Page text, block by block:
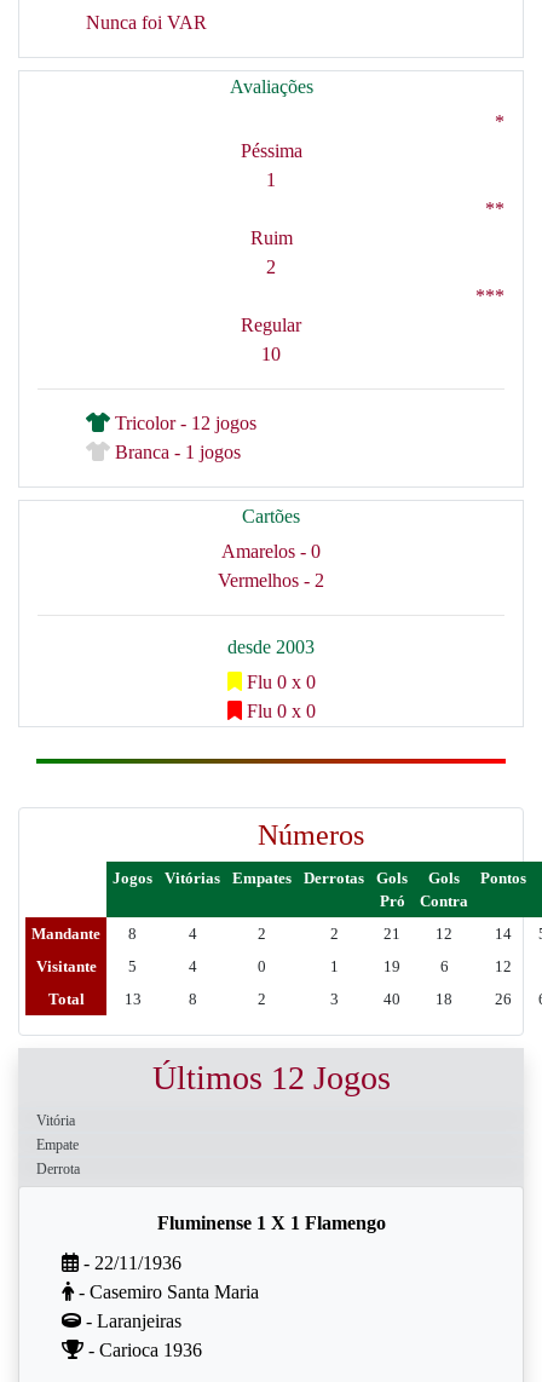
Nunca foi VAR
Avaliações
*
Péssima
1
**
Ruim
2
***
Regular
10
Tricolor - 12 jogos
Branca - 1 jogos
Cartões
Amarelos - 0
Vermelhos - 2
desde 2003
Flu 0 x 0
Flu 0 x 0
Números
Jogos Vitórias Empates Derrotas
Gols
Pró
Gols
Contra
Pontos
Mandante 8 4 2 2 21 12 14
Visitante
5 4 0 1 19 6
12
Total
13 8 2 3 40 18 26
Últimos 12 Jogos
Vitória
Empate
Derrota
Fluminense 1 X 1 Flamengo
- 22/11/1936
- Casemiro Santa Maria
- Laranjeiras
- Carioca 1936